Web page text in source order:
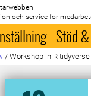
och service för
Stöd
/ Workshop in R tidyverse